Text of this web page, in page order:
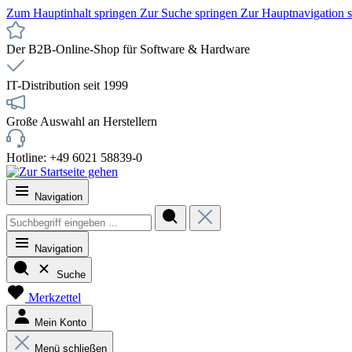
Zum Hauptinhalt springen Zur Suche springen Zur Hauptnavigation
Der B2B-Online-Shop für Software & Hardware
IT-Distribution seit 1999
Große Auswahl an Herstellern
Hotline: +49 6021 58839-0
Navigation
Navigation
Suche
Merkzettel
Mein Konto
Menü schließen